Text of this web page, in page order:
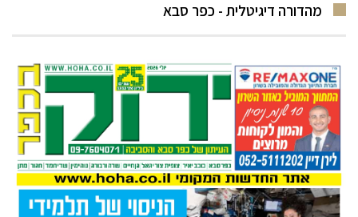
מהדורה דיגיטלית - כפר סבא